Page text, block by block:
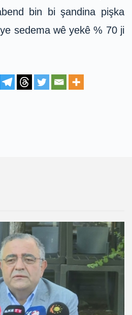
bin bi şandina pişka
sedema wê yekê % 70 ji